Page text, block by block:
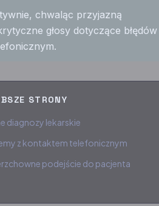
chwaląc przyjazną
głosy dotyczące błędów
STRONY
diagnozy lekarskie
z kontaktem telefonicznym
podejście do pacjenta